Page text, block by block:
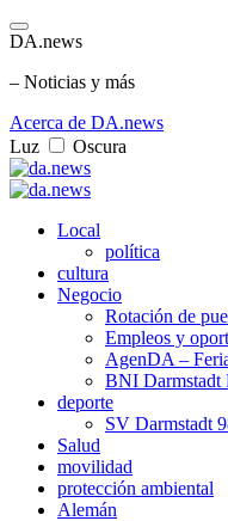
DA.news
– Noticias y más
Acerca de DA.news
Luz
Oscura
Local
política
cultura
Negocio
Rotación de
Empleos y
AgenDA –
BNI Darmstadt
deporte
SV Darmstadt
Salud
movilidad
protección ambiental
Alemán